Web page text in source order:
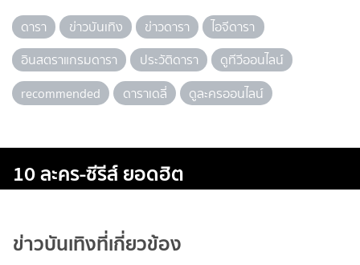
ดารา ข่าวบันเทิง ข่าวดารา
ไอจีดารา
อินสตราแกรมดารา
ประวัติดารา
ดูทีวีออนไลน์
recommended
ดาราเดลี่ ดูละครออนไลน์
10 ละคร-ซีรีส์ ยอดฮิต
ข่าวบันเทิงที่เกี่ยวข้อง